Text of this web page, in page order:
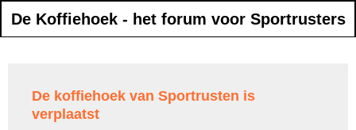
De Koffiehoek - het forum voor Sportrusters
De koffiehoek van Sportrusten is
verplaatst